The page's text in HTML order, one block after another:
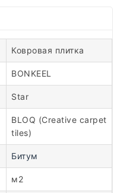
Ковровая плитка
BONKEEL
Star
BLOQ (Creative carpet
tiles)
Битум
м2